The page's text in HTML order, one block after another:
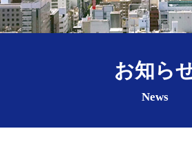
お知ら
News